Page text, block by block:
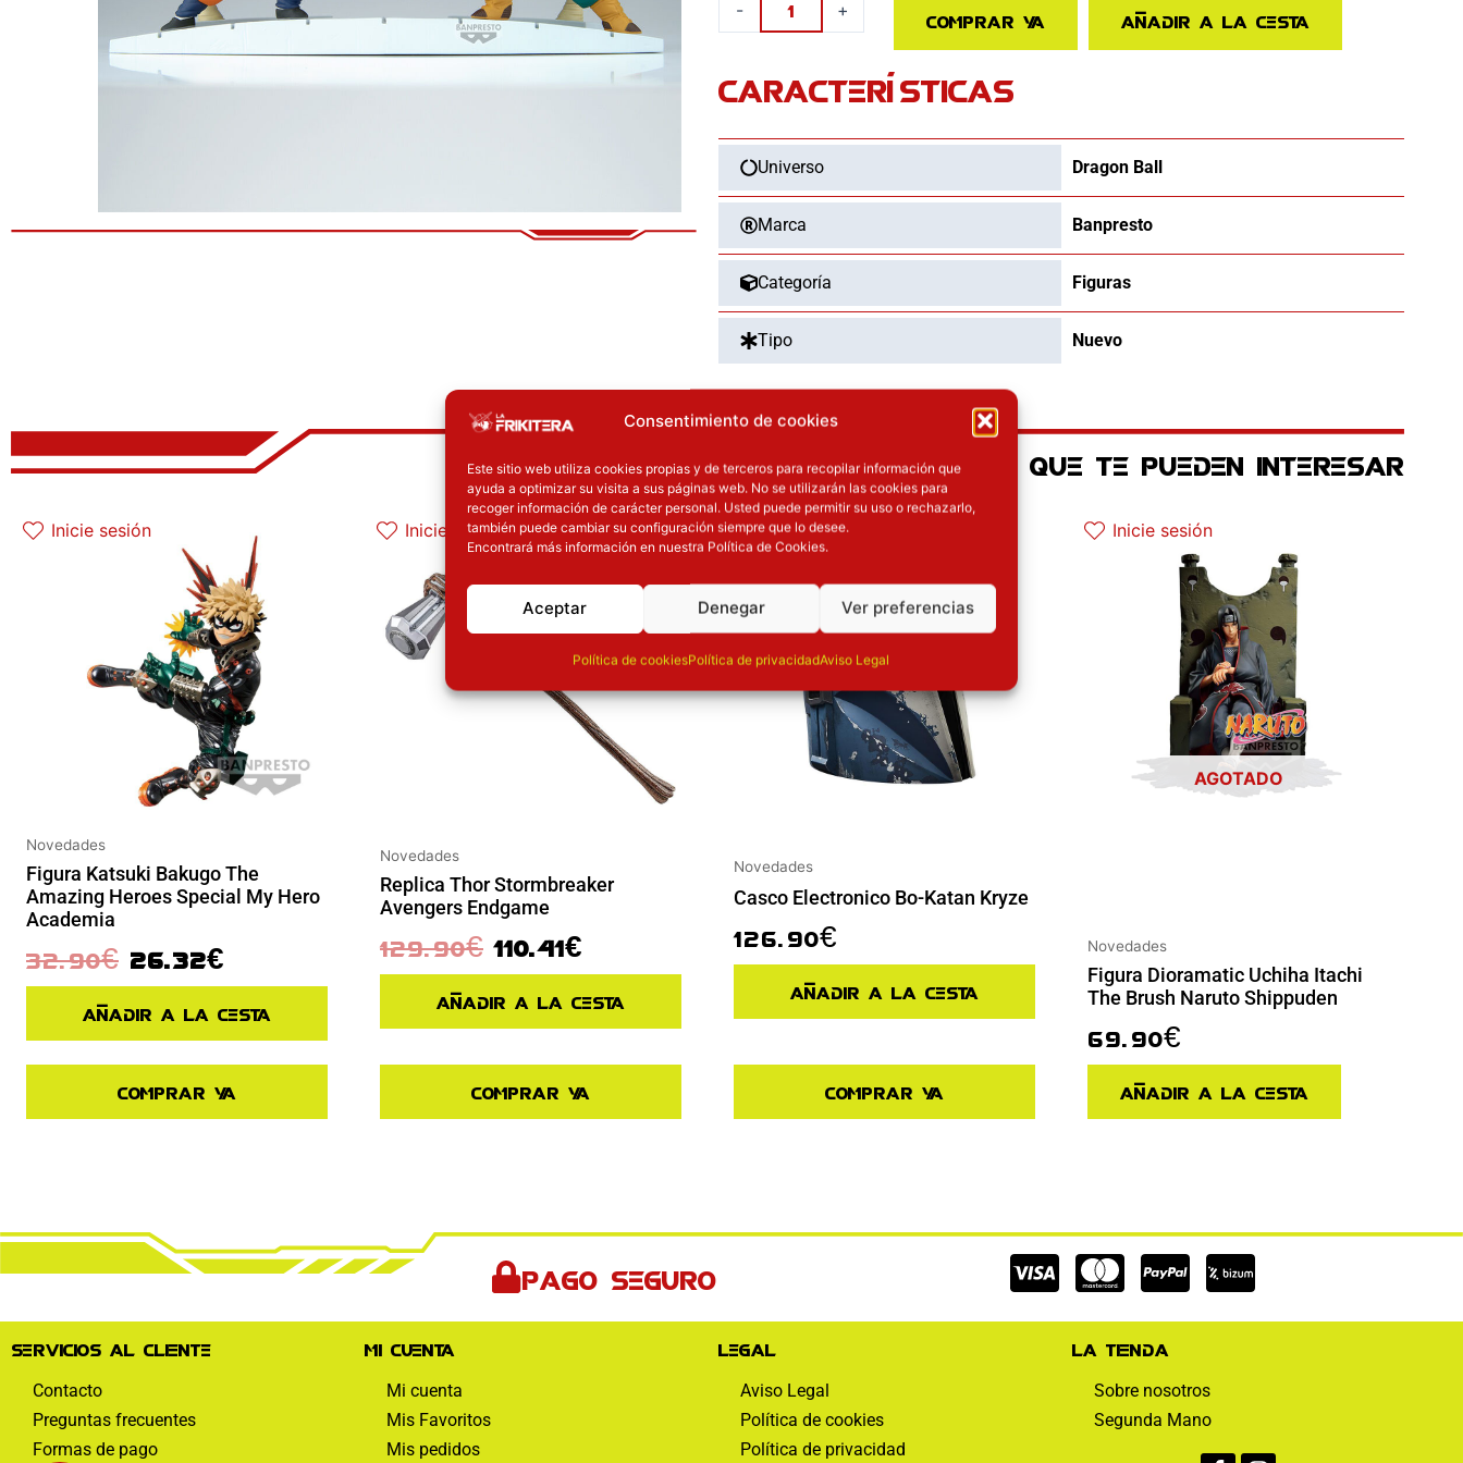
Consentimiento de cookies
Este sitio web utiliza cookies propias y de terceros para recopilar información que
ayuda a optimizar su visita a sus páginas web. No se utilizarán las cookies para
recoger información de carácter personal. Usted puede permitir su uso o rechazarlo,
también puede cambiar su configuración siempre que lo desee.
Encontrará más información en nuestra Política de Cookies.
Aceptar Denegar Ver preferencias
Política de cookiesPolítica de privacidadAviso Legal
-
Son
Trunks
Box
Dragon
Ball
7cm
cantidad
+ Comprar ya Añadir a la cesta
CARACTERÍSTICAS
Universo Dragon Ball
Marca Banpresto
Categoría Figuras
Tipo Nuevo
OTROS PRODUCTOS QUE TE PUEDEN INTERESAR
Inicie sesión
Novedades
Figura Katsuki Bakugo The
Amazing Heroes Special My Hero
Academia
32.90€ 26.32€
Añadir a la cesta
Comprar ya
Inicie sesión
Novedades
Replica Thor Stormbreaker
Avengers Endgame
129.90€
El precio original era: 129.90€.
110.41€
El precio actual es: 110.41€.
Añadir a la cesta
Comprar ya
Inicie sesión
Novedades
Casco Electronico Bo-Katan Kryze
126.90€
Añadir a la cesta
Comprar ya
Inicie sesión
AGOTADO
Novedades
Figura Dioramatic Uchiha Itachi
The Brush Naruto Shippuden
69.90€
Añadir a la cesta
Pago seguro
Cc-
visa
Cc-
mastercard
Cc-
paypal
Servicios al cliente
Contacto
Preguntas frecuentes
Formas de pago
Mi cuenta
Mi cuenta
Mis Favoritos
Mis pedidos
Legal
Aviso Legal
Política de cookies
Política de privacidad
La tienda
Sobre nosotros
Segunda Mano